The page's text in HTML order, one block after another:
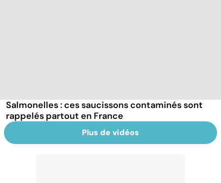
Salmonelles : ces saucissons contaminés sont
rappelés partout en France
Plus de vidéos